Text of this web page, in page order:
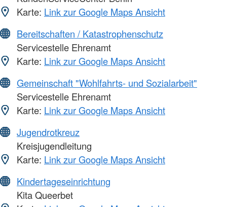
Karte: Link zur Google Maps Ansicht
Bereitschaften / Katastrophenschutz
Servicestelle Ehrenamt
Karte: Link zur Google Maps Ansicht
Gemeinschaft "Wohlfahrts- und Sozialarbeit"
Servicestelle Ehrenamt
Karte: Link zur Google Maps Ansicht
Jugendrotkreuz
Kreisjugendleitung
Karte: Link zur Google Maps Ansicht
Kindertageseinrichtung
Kita Queerbet